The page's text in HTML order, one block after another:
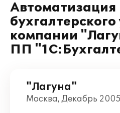
Автоматизация
бухгалтерского
компании
ПП
"Лагуна"
Москва, Декабрь 2005